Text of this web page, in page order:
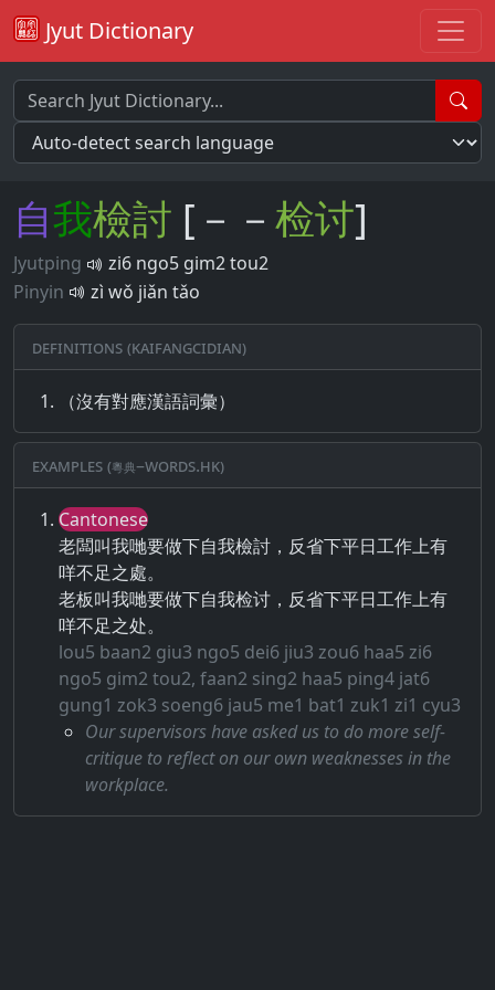
Jyut Dictionary
自我檢討 [－－ 检讨]
Jyutping
zi6 ngo5 gim2 tou2
Pinyin
zì wǒ jiǎn tǎo
Definitions (Kaifangcidian)
（沒有對應漢語詞彙）
Examples (粵典–words.hk)
Cantonese
老闆叫我哋要做下自我檢討，反省下平日工作上有
咩不足之處。
老板叫我哋要做下自我检讨，反省下平日工作上有
咩不足之处。
lou5 baan2 giu3 ngo5 dei6 jiu3 zou6 haa5 zi6
ngo5 gim2 tou2, faan2 sing2 haa5 ping4 jat6
gung1 zok3 soeng6 jau5 me1 bat1 zuk1 zi1 cyu3
Our supervisors have asked us to do more self-
critique to reflect on our own weaknesses in the
workplace.